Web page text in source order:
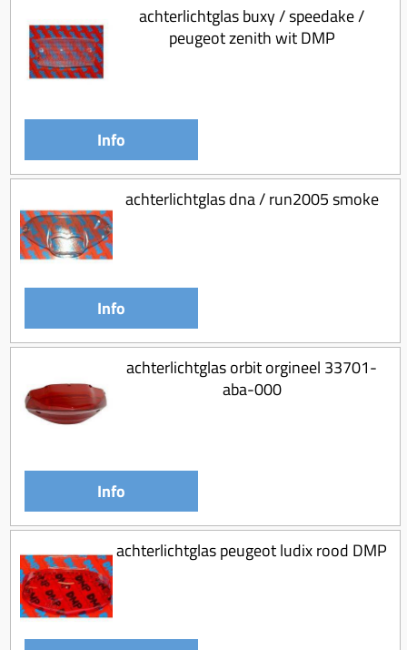
achterlichtglas buxy / speedake /
peugeot zenith wit DMP
Info
achterlichtglas dna / run2005 smoke
Info
achterlichtglas orbit orgineel 33701-
aba-000
Info
achterlichtglas peugeot ludix rood DMP